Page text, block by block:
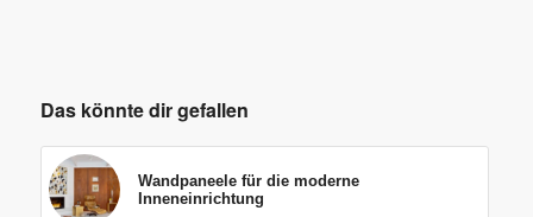
Das könnte dir gefallen
Wandpaneele für die moderne
Inneneinrichtung